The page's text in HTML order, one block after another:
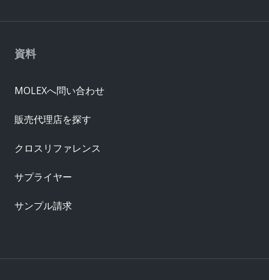
資料
MOLEXへ問い合わせ
販売代理店を探す
クロスリファレンス
サプライヤー
サンプル請求